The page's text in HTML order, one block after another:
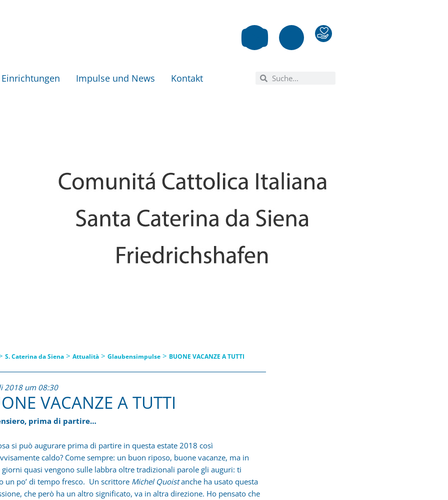
Einrichtungen Impulse und News Kontakt
S. Caterina da Siena >Attualità >Glaubensimpulse > BUONE VACANZE A TUTTI
2018 um 08:30
VACANZE A TUTTI
prima di partire…
si può augurare prima di partire in questa estate 2018 così
caldo? Come sempre: un buon riposo, buone vacanze, ma in
giorni quasi vengono sulle labbra oltre tradizionali parole gli auguri: ti
un po’ di tempo fresco. Un scrittore Michel Quoistanche ha usato questa
che però ha un altro significato, va in altra direzione. Ho pensato che